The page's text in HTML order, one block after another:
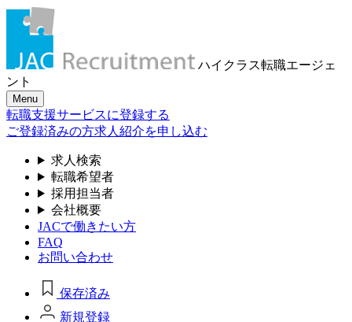
ハイクラス転職エージェ
ント
Menu
転職支援サービスに登録する
ご登録済みの方求人紹介を申し込む
求人検索
転職希望者
採用担当者
会社概要
JACで働きたい方
FAQ
お問い合わせ
保存済み
新規登録